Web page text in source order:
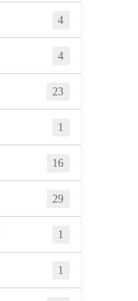
4
4
23
1
16
29
1
1